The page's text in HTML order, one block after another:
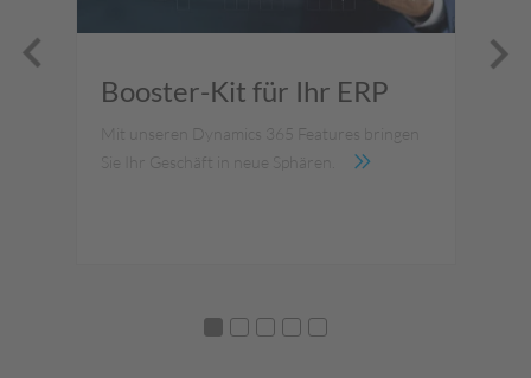
Booster-Kit für Ihr ERP
Mit unseren Dynamics 365 Features bringen
Sie Ihr Geschäft in neue Sphären.